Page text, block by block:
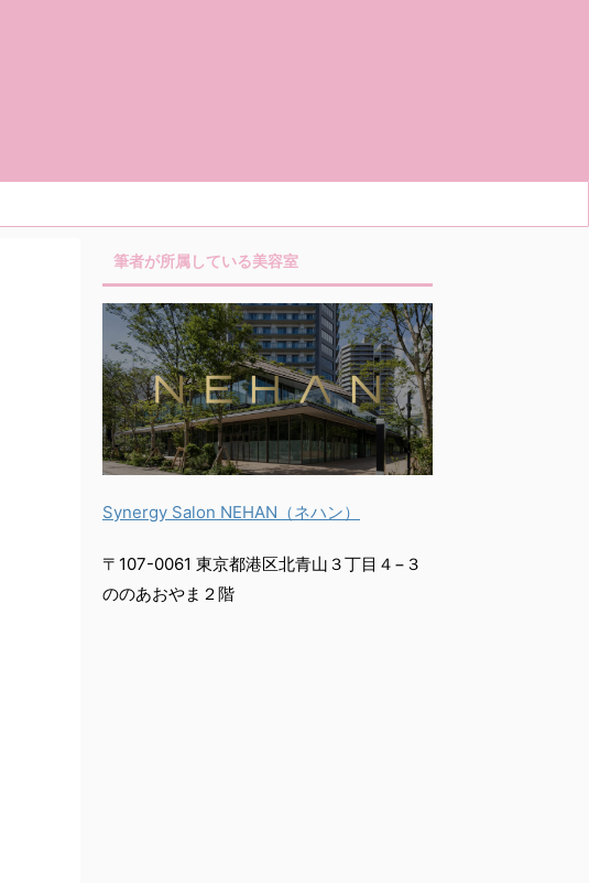
筆者が所属している美容室
Synergy Salon NEHAN（ネハン）
〒107-0061 東京都港区北青山３丁目４−３
ののあおやま２階